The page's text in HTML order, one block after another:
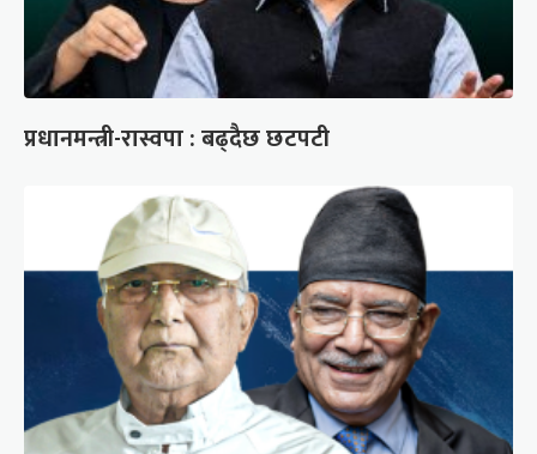
प्रधानमन्त्री-रास्वपा : बढ्दैछ छटपटी